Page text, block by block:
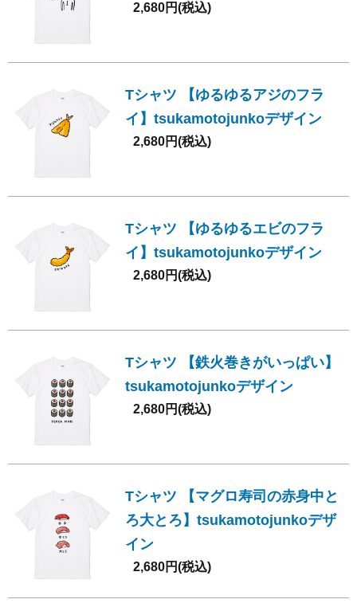
2,680円(税込)
Tシャツ 【ゆるゆるアジのフラ
イ】tsukamotojunkoデザイン
2,680円(税込)
Tシャツ 【ゆるゆるエビのフラ
イ】tsukamotojunkoデザイン
2,680円(税込)
Tシャツ 【鉄火巻きがいっぱい】
tsukamotojunkoデザイン
2,680円(税込)
Tシャツ 【マグロ寿司の赤身中と
ろ大とろ】tsukamotojunkoデザ
イン
2,680円(税込)